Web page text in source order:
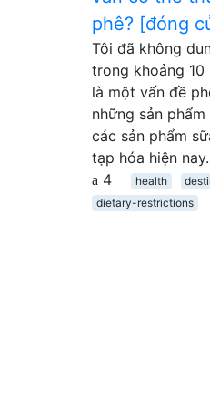
phê? [đóng
Tôi đã không
trong khoảng
là một vấn đề
những sản
các sản phẩm
tạp hóa hiện
4
health
dietary-restrictions